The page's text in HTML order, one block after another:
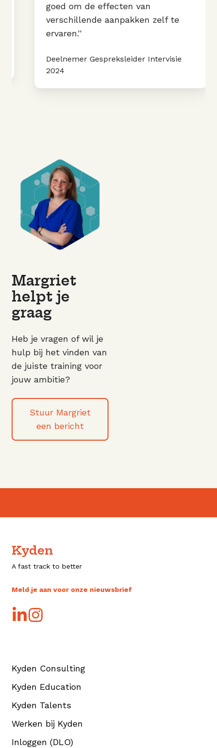
goed om de effecten van
verschillende aanpakken zelf te
ervaren.''
Deelnemer Gespreksleider Intervisie
2024
Margriet
helpt je
graag
Heb je vragen of wil je
hulp bij het vinden van
de juiste training voor
jouw ambitie?
Stuur Margriet
een bericht
Kyden
A fast track to better
Meld je aan voor onze nieuwsbrief
Kyden Consulting
Kyden Education
Kyden Talents
Werken bij Kyden
Inloggen (DLO)